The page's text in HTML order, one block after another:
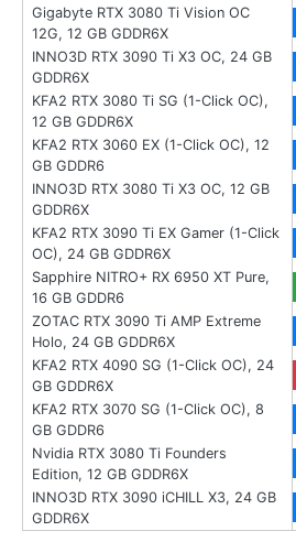
Gigabyte RTX 3080 Ti Vision OC
12G, 12 GB GDDR6X
INNO3D RTX 3090 Ti X3 OC, 24 GB
GDDR6X
KFA2 RTX 3080 Ti SG (1-Click OC),
12 GB GDDR6X
KFA2 RTX 3060 EX (1-Click OC), 12
GB GDDR6
INNO3D RTX 3080 Ti X3 OC, 12 GB
GDDR6X
KFA2 RTX 3090 Ti EX Gamer (1-Click
OC), 24 GB GDDR6X
Sapphire NITRO+ RX 6950 XT Pure,
16 GB GDDR6
ZOTAC RTX 3090 Ti AMP Extreme
Holo, 24 GB GDDR6X
KFA2 RTX 4090 SG (1-Click OC), 24
GB GDDR6X
KFA2 RTX 3070 SG (1-Click OC), 8
GB GDDR6
Nvidia RTX 3080 Ti Founders
Edition, 12 GB GDDR6X
INNO3D RTX 3090 iCHILL X3, 24 GB
GDDR6X